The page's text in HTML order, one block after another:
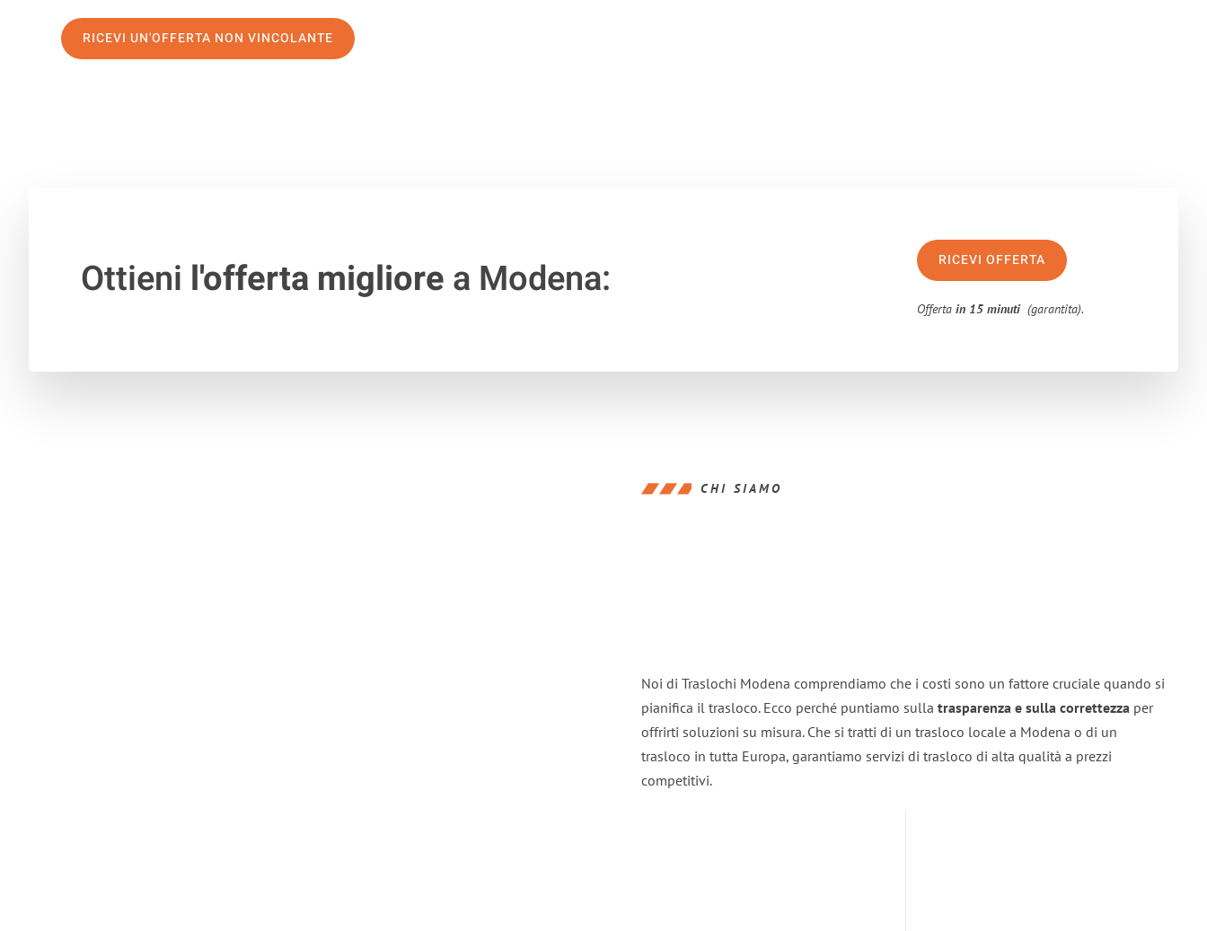
RICEVI UN'OFFERTA NON VINCOLANTE
Ottieni l'offerta migliorea Modena: RICEVI OFFERTA
Offertain 15 minuti (garantita).
CHI SIAMO
Noi di Traslochi Modena comprendiamo che i costi sono un fattore cruciale quando si
pianifica il trasloco. Ecco perché puntiamo sulla trasparenza e sulla correttezza per
offrirti soluzioni su misura. Che si tratti di un trasloco locale a Modena o di un
trasloco in tutta Europa, garantiamo servizi di trasloco di alta qualità a prezzi
competitivi.